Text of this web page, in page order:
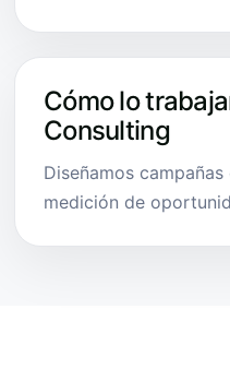
Cómo lo
Consulting
Diseñamos
medición de